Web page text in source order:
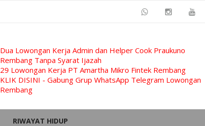
Dua Lowongan Kerja Admin dan Helper Cook Praukuno
Rembang Tanpa Syarat Ijazah
29 Lowongan Kerja PT Amartha Mikro Fintek Rembang
KLIK DISINI - Gabung Grup WhatsApp Telegram Lowongan
Rembang
RIWAYAT HIDUP